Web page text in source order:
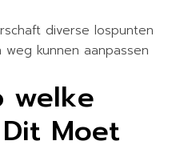
diverse lospunten
kunnen aanpassen
welke
Moet